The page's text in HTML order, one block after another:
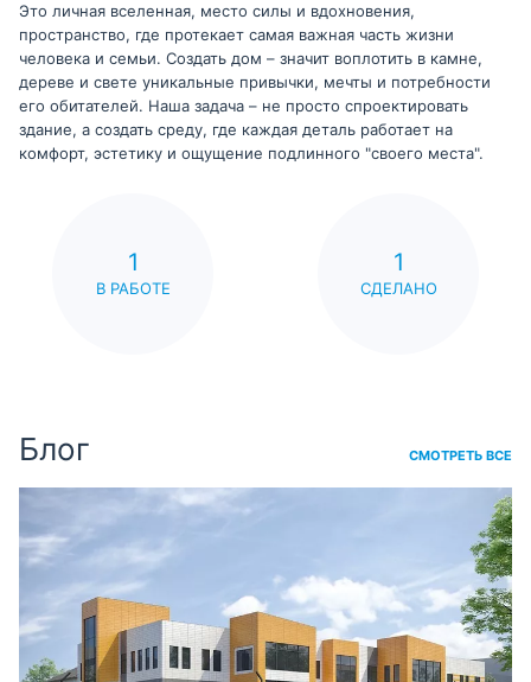
Это личная вселенная, место силы и вдохновения,
пространство, где протекает самая важная часть жизни
человека и семьи. Создать дом – значит воплотить в камне,
дереве и свете уникальные привычки, мечты и потребности
его обитателей. Наша задача – не просто спроектировать
здание, а создать среду, где каждая деталь работает на
комфорт, эстетику и ощущение подлинного "своего места".
1
В РАБОТЕ
1
СДЕЛАНО
Блог СМОТРЕТЬ ВСЕ